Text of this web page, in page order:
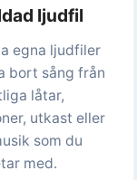
ljudfil
egna ljudfiler
bort sång från
låtar,
utkast eller
som du
med.